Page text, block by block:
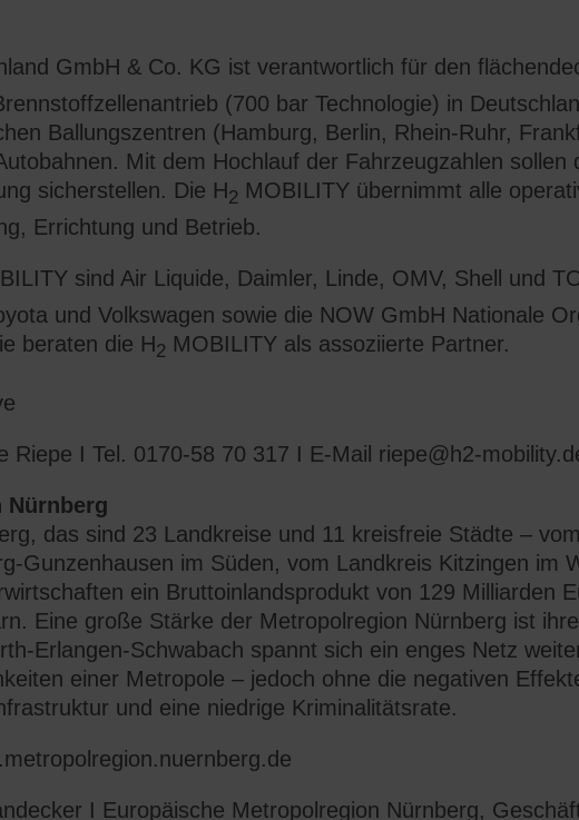
GmbH & Co. KG ist verantwortlich für den
(700 bar Technologie) in
Ballungszentren (Hamburg, Berlin, Rhein-Ruhr,
Mit dem Hochlauf der Fahrzeugzahlen
sicherstellen. Die H2 MOBILITY übernimmt alle
Errichtung und Betrieb.
sind Air Liquide, Daimler, Linde, OMV, Shell und
und Volkswagen sowie die NOW GmbH Nationale
beraten die H2 MOBILITY als assoziierte Partner.
Riepe I Tel. 0170-58 70 317 I E-Mail riepe@h2-
Nürnberg
das sind 23 Landkreise und 11 kreisfreie Städte –
Gunzenhausen im Süden, vom Landkreis Kitzingen im
ein Bruttoinlandsprodukt von 129 Milliarden
Eine große Stärke der Metropolregion Nürnberg ist
Erlangen-Schwabach spannt sich ein enges Netz
einer Metropole – jedoch ohne die negativen
und eine niedrige Kriminalitätsrate.
I Europäische Metropolregion Nürnberg,